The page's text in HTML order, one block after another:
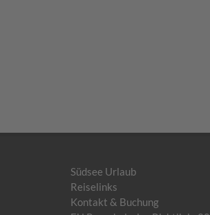
Südsee Urlaub
Reiselinks
Kontakt & Buchung